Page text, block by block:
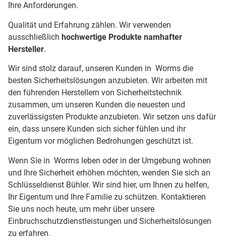
Ihre Anforderungen.
Qualität und Erfahrung zählen. Wir verwenden
ausschließlich hochwertige Produkte namhafter
Hersteller.
Wir sind stolz darauf, unseren Kunden in Worms die
besten Sicherheitslösungen anzubieten. Wir arbeiten mit
den führenden Herstellern von Sicherheitstechnik
zusammen, um unseren Kunden die neuesten und
zuverlässigsten Produkte anzubieten. Wir setzen uns dafür
ein, dass unsere Kunden sich sicher fühlen und ihr
Eigentum vor möglichen Bedrohungen geschützt ist.
Wenn Sie in Worms leben oder in der Umgebung wohnen
und Ihre Sicherheit erhöhen möchten, wenden Sie sich an
Schlüsseldienst Bühler. Wir sind hier, um Ihnen zu helfen,
Ihr Eigentum und Ihre Familie zu schützen. Kontaktieren
Sie uns noch heute, um mehr über unsere
Einbruchschutzdienstleistungen und Sicherheitslösungen
zu erfahren.